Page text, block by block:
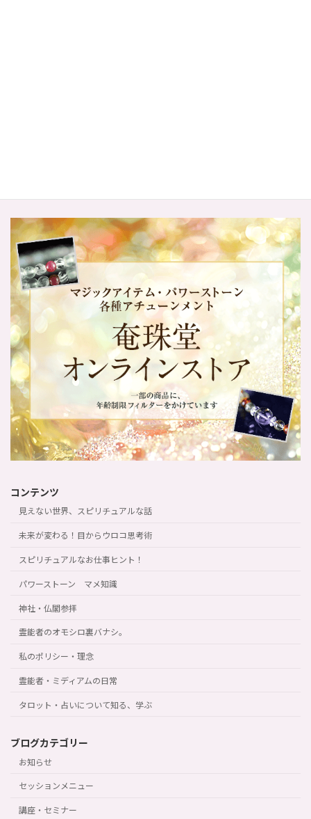
コンテンツ
見えない世界、スピリチュアルな話
未来が変わる！目からウロコ思考術
スピリチュアルなお仕事ヒント！
パワーストーン マメ知識
神社・仏閣参拝
霊能者のオモシロ裏バナシ。
私のポリシー・理念
霊能者・ミディアムの日常
タロット・占いについて知る、学ぶ
ブログカテゴリー
お知らせ
セッションメニュー
講座・セミナー